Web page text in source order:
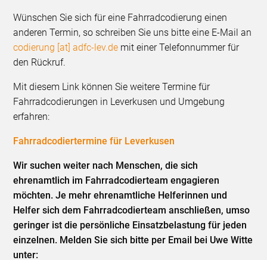
Wünschen Sie sich für eine Fahrradcodierung einen
anderen Termin, so schreiben Sie uns bitte eine E-Mail an
codierung [at] adfc-lev.de mit einer Telefonnummer für
den Rückruf.
Mit diesem Link können Sie weitere Termine für
Fahrradcodierungen in Leverkusen und Umgebung
erfahren:
Fahrradcodiertermine für Leverkusen
Wir suchen weiter nach Menschen, die sich
ehrenamtlich im Fahrradcodierteam engagieren
möchten. Je mehr ehrenamtliche Helferinnen und
Helfer sich dem Fahrradcodierteam anschließen, umso
geringer ist die persönliche Einsatzbelastung für jeden
einzelnen. Melden Sie sich bitte per Email bei Uwe Witte
unter: